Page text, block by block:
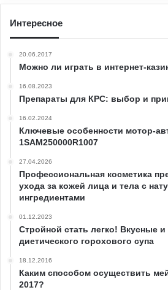
Интересное
20.06.2017
Можно ли играть в интернет-
16.08.2023
Препараты для КРС: выбор и
16.02.2024
Ключевые особенности мотор-
1SAM250000R1007
27.04.2026
Профессиональная косметика
ухода за кожей лица и тела с
ингредиентами
01.12.2023
Стройной стать легко! Вкусные
диетического горохового супа
18.12.2016
Каким способом осуществить
2017?